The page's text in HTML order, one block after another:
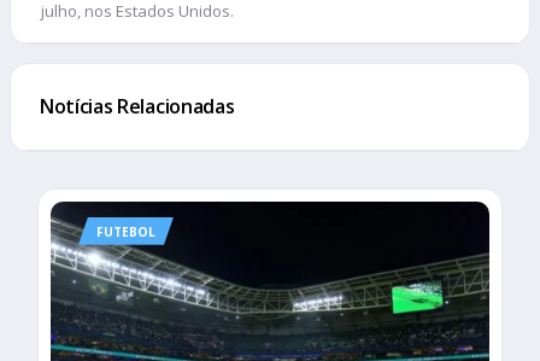
julho, nos Estados Unidos.
Notícias Relacionadas
FUTEBOL